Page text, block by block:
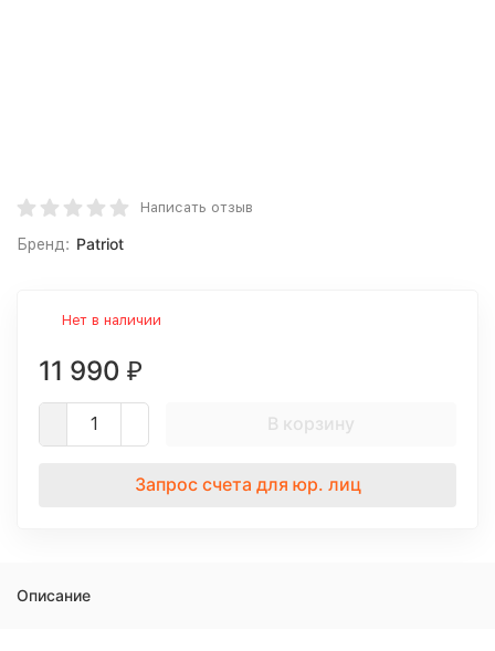
Написать отзыв
Бренд: Patriot
Нет в наличии
11 990 ₽
В корзину
Запрос счета для юр. лиц
Описание